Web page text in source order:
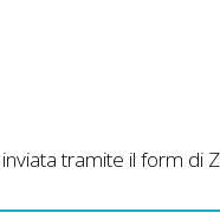
tramite il form di